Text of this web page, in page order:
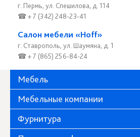
г. Пермь, ул. Спешилова, д. 114
☎ + 7 (342) 248-23-41
Салон мебели «Hoff»
г. Ставрополь, ул. Шаумяна, д. 1
☎ + 7 (865) 256-84-24
Мебель
Мебельные компании
Фурнитура